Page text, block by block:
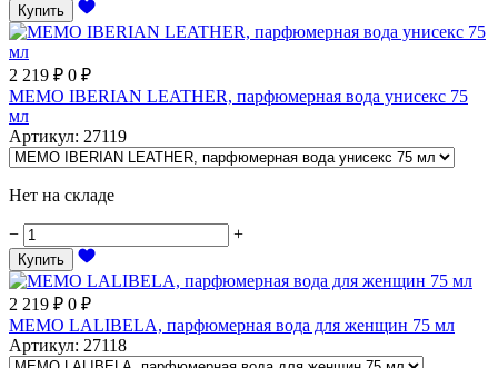
Купить
2 219 ₽ 0 ₽
MEMO IBERIAN LEATHER, парфюмерная вода унисекс 75
мл
Артикул: 27119
Нет на складе
− +
Купить
2 219 ₽ 0 ₽
MEMO LALIBELA, парфюмерная вода для женщин 75 мл
Артикул: 27118